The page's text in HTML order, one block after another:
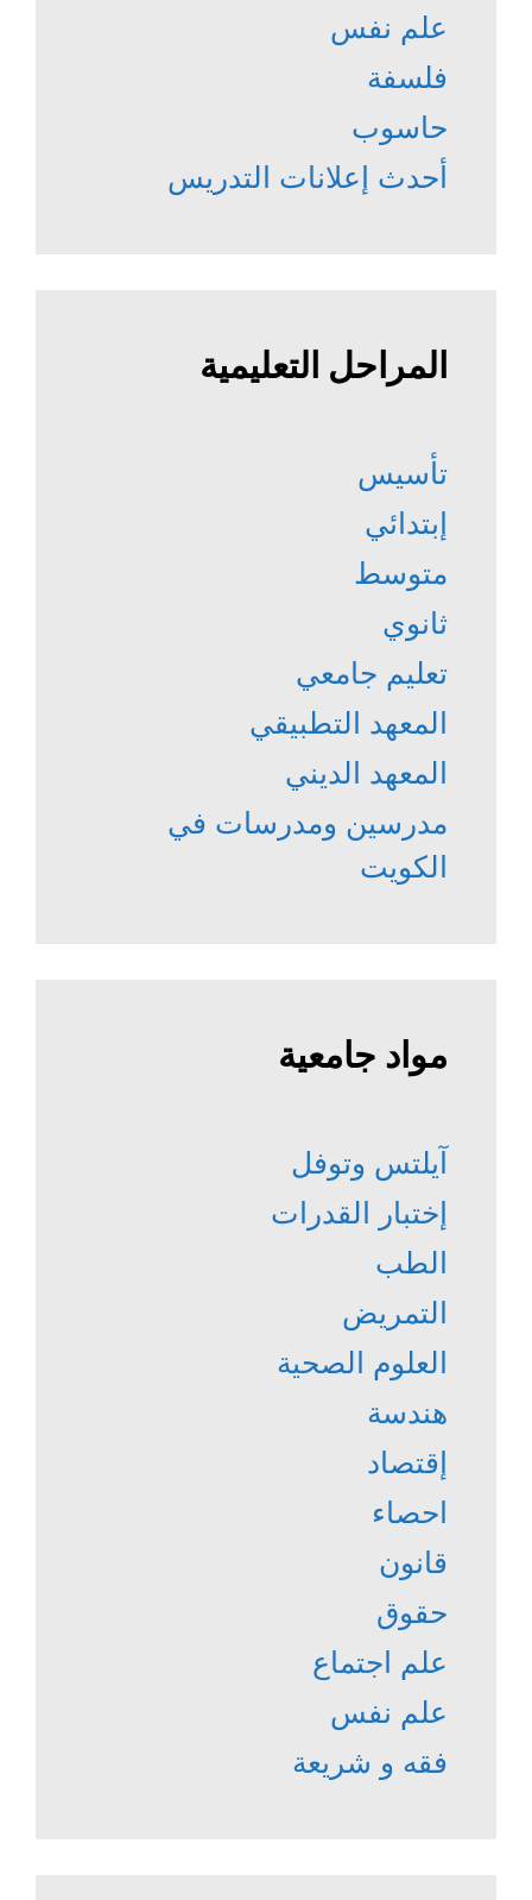
علم نفس
فلسفة
حاسوب
أحدث إعلانات التدريس
المراحل التعليمية
تأسيس
إبتدائي
متوسط
ثانوي
تعليم جامعي
المعهد التطبيقي
المعهد الديني
مدرسين ومدرسات في
الكويت
مواد جامعية
آيلتس وتوفل
إختبار القدرات
الطب
التمريض
العلوم الصحية
هندسة
إقتصاد
احصاء
قانون
حقوق
علم اجتماع
علم نفس
فقه و شريعة